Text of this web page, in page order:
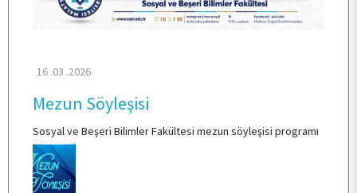
TOPLUMSAL KATKI
E-HİZMET
16 .03 .2026
Mezun Söyleşisi
Sosyal ve Beşeri Bilimler Fakültesi mezun söyleşisi programı